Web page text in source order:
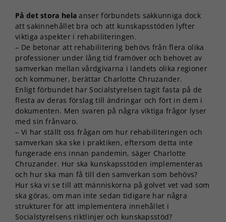
På det stora hela anser förbundets sakkunniga dock
att sakinnehållet bra och att kunskapsstöden lyfter
viktiga aspekter i rehabiliteringen.
– De betonar att rehabilitering behövs från flera olika
professioner under lång tid framöver och behovet av
samverkan mellan vårdgivarna i landets olika regioner
och kommuner, berättar Charlotte Chruzander.
Enligt förbundet har Socialstyrelsen tagit fasta på de
flesta av deras förslag till ändringar och fört in dem i
dokumenten. Men svaren på några viktiga frågor lyser
med sin frånvaro.
– Vi har ställt oss frågan om hur rehabiliteringen och
samverkan ska ske i praktiken, eftersom detta inte
fungerade ens innan pandemin, säger Charlotte
Chruzander. Hur ska kunskapsstöden implementeras
och hur ska man få till den samverkan som behövs?
Hur ska vi se till att människorna på golvet vet vad som
ska göras, om man inte sedan tidigare har några
strukturer för att implementera innehållet i
Socialstyrelsens riktlinjer och kunskapsstöd?